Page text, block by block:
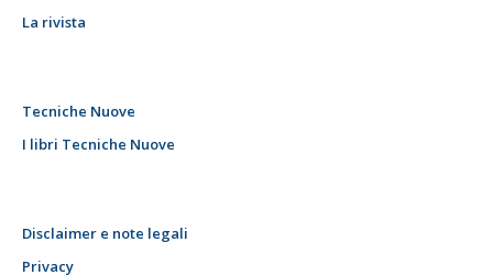
La rivista
Tecniche Nuove
I libri Tecniche Nuove
Disclaimer e note legali
Privacy